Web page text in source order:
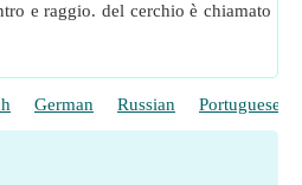
e raggio. del cerchio è chiamato
German Russian Portuguese